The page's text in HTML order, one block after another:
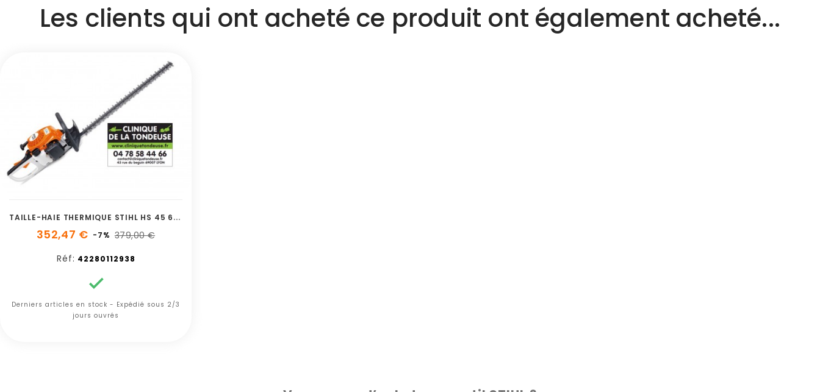
Les clients qui ont acheté ce produit ont également acheté...
T
AILLE-HAIE THERMIQUE STIHL HS 45 600mm
352,47 € -7% 379,00 €
Réf: 42280112938

Derniers articles en stock - Expédié sous 2/3
jours ouvrés